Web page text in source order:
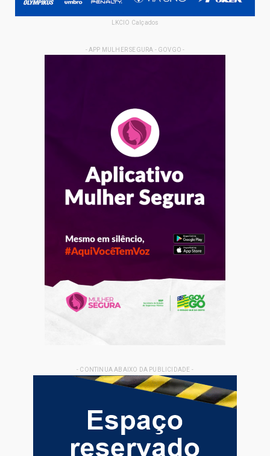
LKCIO Calçados
- APP MULHER SEGURA - GOVGO -
- CONTINUA ABAIXO DA PUBLICIDADE -